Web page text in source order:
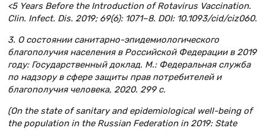
<5 Years Before the Introduction of Rotavirus Vaccination.
Clin. Infect. Dis. 2019; 69(6): 1071–8. DOI: 10.1093/cid/ciz060.
3. О состоянии санитарно-эпидемиологического
благополучия населения в Российской Федерации в 2019
году: Государственный доклад. М.: Федеральная служба
по надзору в сфере защиты прав потребителей и
благополучия человека, 2020. 299 с.
(On the state of sanitary and epidemiological well-being of
the population in the Russian Federation in 2019: State